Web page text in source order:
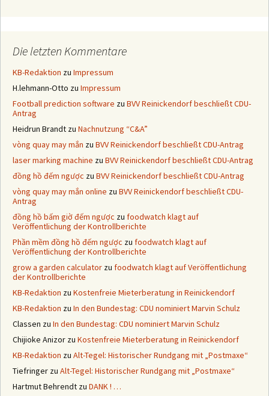
Die letzten Kommentare
KB-Redaktion zu Impressum
H.lehmann-Otto zu Impressum
Football prediction software zu BVV Reinickendorf beschließt CDU-
Antrag
Heidrun Brandt zu Nachnutzung “C&A”
vòng quay may mắn zu BVV Reinickendorf beschließt CDU-Antrag
laser marking machine zu BVV Reinickendorf beschließt CDU-Antrag
đồng hồ đếm ngược zu BVV Reinickendorf beschließt CDU-Antrag
vòng quay may mắn online zu BVV Reinickendorf beschließt CDU-
Antrag
đồng hồ bấm giờ đếm ngược zu foodwatch klagt auf
Veröffentlichung der Kontrollberichte
Phần mềm đồng hồ đếm ngược zu foodwatch klagt auf
Veröffentlichung der Kontrollberichte
grow a garden calculator zu foodwatch klagt auf Veröffentlichung
der Kontrollberichte
KB-Redaktion zu Kostenfreie Mieterberatung in Reinickendorf
KB-Redaktion zu In den Bundestag: CDU nominiert Marvin Schulz
Classen zu In den Bundestag: CDU nominiert Marvin Schulz
Chijioke Anizor zu Kostenfreie Mieterberatung in Reinickendorf
KB-Redaktion zu Alt-Tegel: Historischer Rundgang mit „Postmaxe“
Tiefringer zu Alt-Tegel: Historischer Rundgang mit „Postmaxe“
Hartmut Behrendt zu DANK ! …